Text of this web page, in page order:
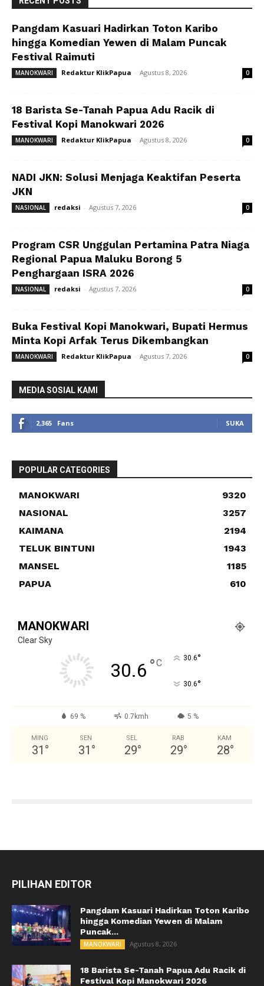
Pangdam Kasuari Hadirkan Toton Karibo
hingga Komedian Yewen di Malam Puncak
Festival Raimuti
MANOKWARI Redaktur KlikPapua - Agustus 8, 2026 0
18 Barista Se-Tanah Papua Adu Racik di
Festival Kopi Manokwari 2026
MANOKWARI Redaktur KlikPapua - Agustus 8, 2026 0
NADI JKN: Solusi Menjaga Keaktifan Peserta
JKN
NASIONAL redaksi - Agustus 7, 2026 0
Program CSR Unggulan Pertamina Patra Niaga
Regional Papua Maluku Borong 5
Penghargaan ISRA 2026
NASIONAL redaksi - Agustus 7, 2026 0
Buka Festival Kopi Manokwari, Bupati Hermus
Minta Kopi Arfak Terus Dikembangkan
MANOKWARI Redaktur KlikPapua - Agustus 7, 2026 0
MEDIA SOSIAL KAMI
2,365 Fans SUKA
POPULAR CATEGORIES
MANOKWARI
9320
NASIONAL
3257
KAIMANA
2194
TELUK BINTUNI
1943
MANSEL
1185
PAPUA
610
MANOKWARI
Clear Sky
30.6 °C 30.6°
30.6°
69 % 0.7kmh 5 %
MING
31 °
SEN
31 °
SEL
29°
RAB
29°
KAM
28°
PILIHAN EDITOR
Pangdam Kasuari Hadirkan Toton Karibo
hingga Komedian Yewen di Malam
Puncak...
MANOKWARI Agustus 8, 2026
18 Barista Se-Tanah Papua Adu Racik di
Festival Kopi Manokwari 2026